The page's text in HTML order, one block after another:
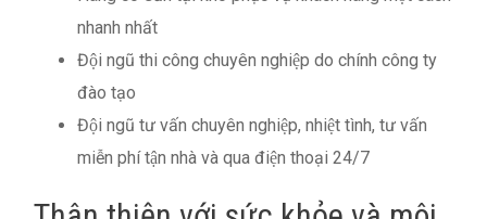
nhanh nhất
Đội ngũ thi công chuyên nghiệp do chính công ty
đào tạo
Đội ngũ tư vấn chuyên nghiệp, nhiệt tình, tư vấn
miễn phí tận nhà và qua điện thoại 24/7